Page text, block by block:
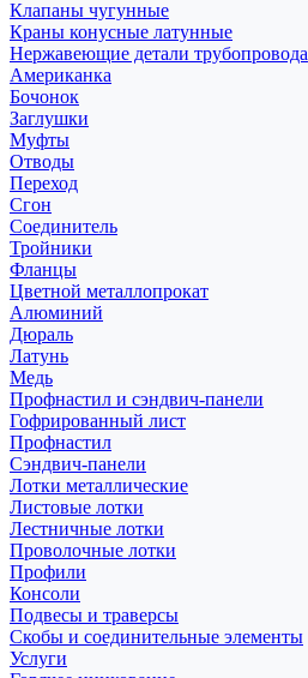
Клапаны чугунные
Краны конусные латунные
Нержавеющие детали трубопровода
Американка
Бочонок
Заглушки
Муфты
Отводы
Переход
Сгон
Соединитель
Тройники
Фланцы
Цветной металлопрокат
Алюминий
Дюраль
Латунь
Медь
Профнастил и сэндвич-панели
Гофрированный лист
Профнастил
Сэндвич-панели
Лотки металлические
Листовые лотки
Лестничные лотки
Проволочные лотки
Профили
Консоли
Подвесы и траверсы
Скобы и соединительные элементы
Услуги